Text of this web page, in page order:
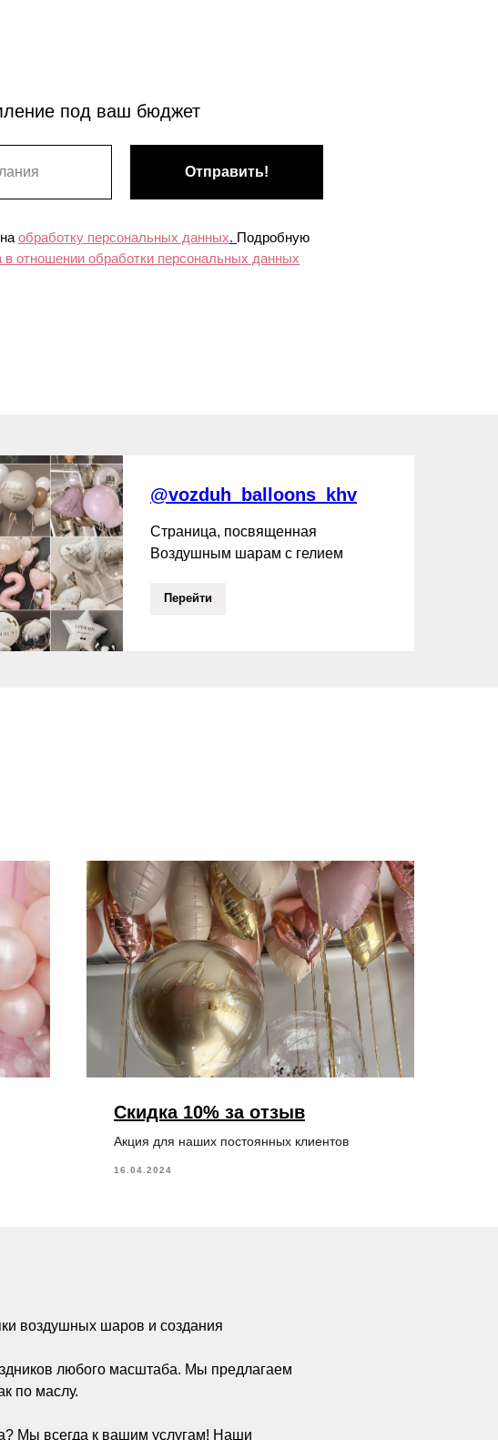
под ваш бюджет
Отправить!
обработку персональных данных. Подробную
в отношении обработки персональных данных
@vozduh_balloons_khv
Страница, посвященная
Воздушным шарам с гелием
Перейти
Скидка 10% за отзыв
Акция для наших постоянных клиентов
16.04.2024
воздушных шаров и создания
любого масштаба. Мы предлагаем
по маслу.
Мы всегда к вашим услугам! Наши